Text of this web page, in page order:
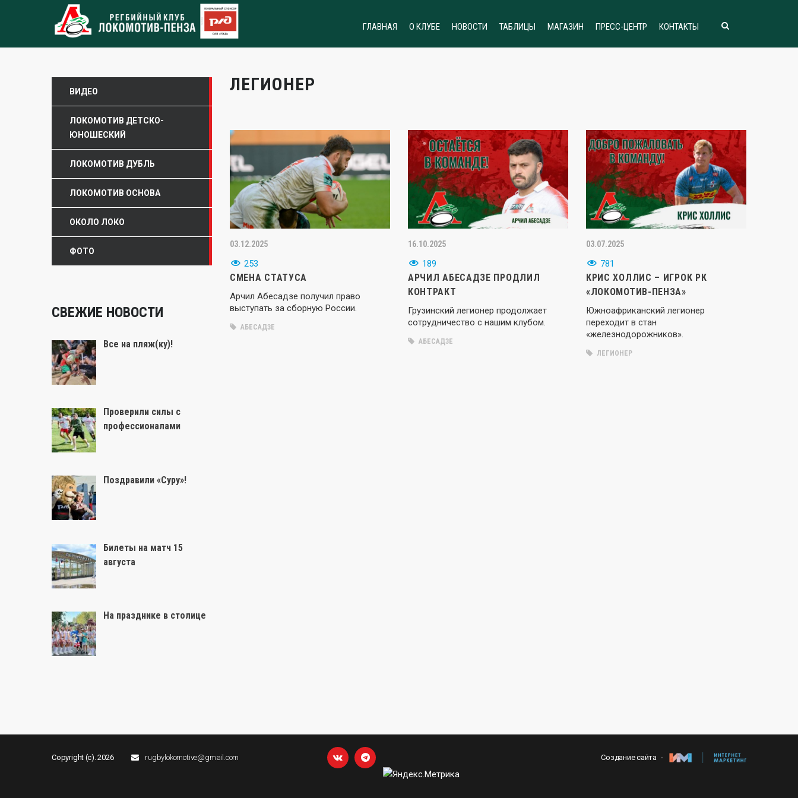
ГЛАВНАЯ О КЛУБЕ НОВОСТИ ТАБЛИЦЫ МАГАЗИН ПРЕСС-ЦЕНТР КОНТАКТЫ
ЛЕГИОНЕР
03.12.2025
253
СМЕНА СТАТУСА
Арчил Абесадзе получил право
выступать за сборную России.
АБЕСАДЗЕ
16.10.2025
189
АРЧИЛ АБЕСАДЗЕ ПРОДЛИЛ
КОНТРАКТ
Грузинский легионер продолжает
сотрудничество с нашим клубом.
АБЕСАДЗЕ
03.07.2025
781
КРИС ХОЛЛИС – ИГРОК РК
«ЛОКОМОТИВ-ПЕНЗА»
Южноафриканский легионер
переходит в стан
«железнодорожников».
ЛЕГИОНЕР
ВИДЕО
ЛОКОМОТИВ ДЕТСКО-
ЮНОШЕСКИЙ
ЛОКОМОТИВ ДУБЛЬ
ЛОКОМОТИВ ОСНОВА
ОКОЛО ЛОКО
ФОТО
СВЕЖИЕ НОВОСТИ
Все на пляж(ку)!
Проверили силы с
профессионалами
Поздравили «Суру»!
Билеты на матч 15
августа
На празднике в столице
Copyright (c). 2026 rugbylokomotive@gmail.com Создание сайта -